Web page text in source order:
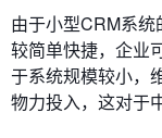
由于小型CRM系
较简单快捷，企业
于系统规模较小，
物力投入，这对于